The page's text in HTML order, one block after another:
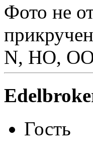
Фото не
N, HO,
Гость